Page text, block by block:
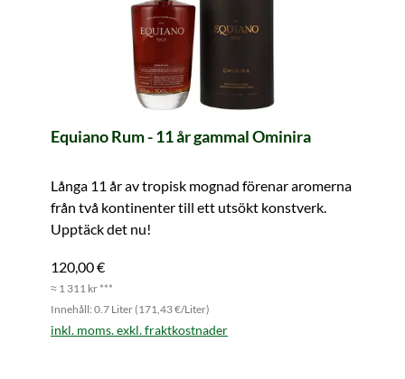
Equiano Rum - 11 år gammal Ominira
Långa 11 år av tropisk mognad förenar aromerna
från två kontinenter till ett utsökt konstverk.
Upptäck det nu!
120,00 €
≈ 1 311 kr ***
Innehåll: 0.7 Liter (171,43 €/Liter)
inkl. moms. exkl. fraktkostnader